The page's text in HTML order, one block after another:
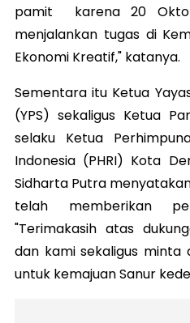
pamit karena 20
menjalankan tugas di
Ekonomi Kreatif," katanya.
Sementara itu Ketua
(YPS) sekaligus Ketua
selaku Ketua
Indonesia (PHRI) Kota
Sidharta Putra
telah memberikan
"Terimakasih atas
dan kami sekaligus
untuk kemajuan Sanur